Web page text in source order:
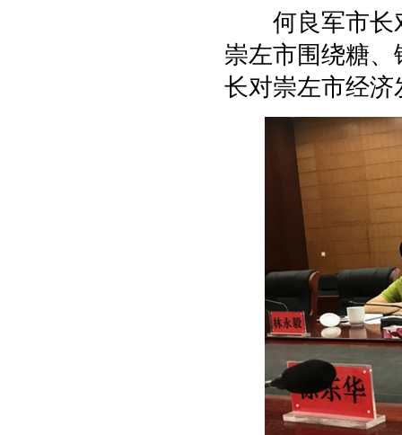
何良军市长对
崇左市围绕糖
长对崇左市经